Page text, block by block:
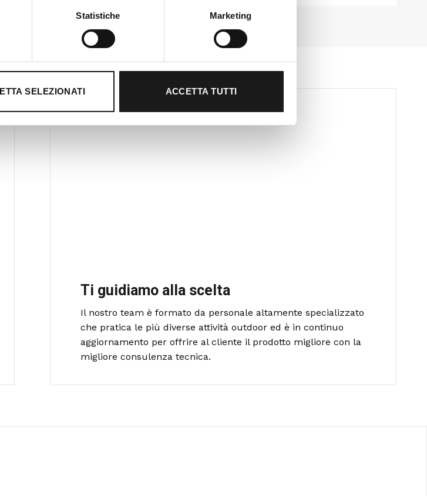
Statistiche Marketing
SELEZIONATI ACCETTA TUTTI
Ti guidiamo alla scelta
Il nostro team è formato da personale altamente specializzato
che pratica le più diverse attività outdoor ed è in continuo
aggiornamento per offrire al cliente il prodotto migliore con la
migliore consulenza tecnica.